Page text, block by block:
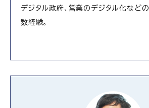
デジタル政府、営業のデジタル化など
数経験。